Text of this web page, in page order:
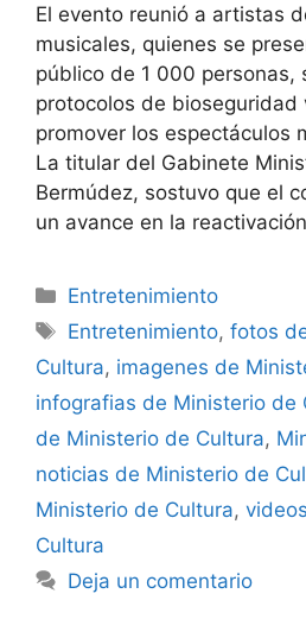
El evento reunió a artistas
musicales, quienes se
público de 1 000 personas,
protocolos de bioseguridad
promover los espectáculos
La titular del Gabinete
Bermúdez, sostuvo que el
un avance en la
Categorías
Entretenimiento
Etiquetas
Entretenimiento,fotos
Cultura, imagenes de
infografias de Ministerio de
de Ministerio de Cultura,
noticias de Ministerio de
Ministerio de Cultura,
Cultura
Deja un comentario